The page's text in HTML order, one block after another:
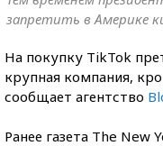
запретить в Америке
На покупку TikTok
крупная компания,
сообщает агентство
Ранее газета The New